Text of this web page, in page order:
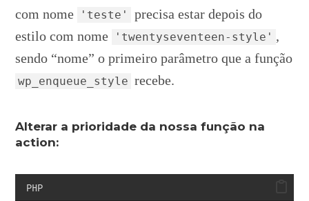
com nome
'teste'
precisa estar depois do
estilo com nome
'twentyseventeen-style' ,
sendo “nome” o primeiro parâmetro que a função
wp_enqueue_style recebe.
Alterar a prioridade da nossa função na
action:
PHP